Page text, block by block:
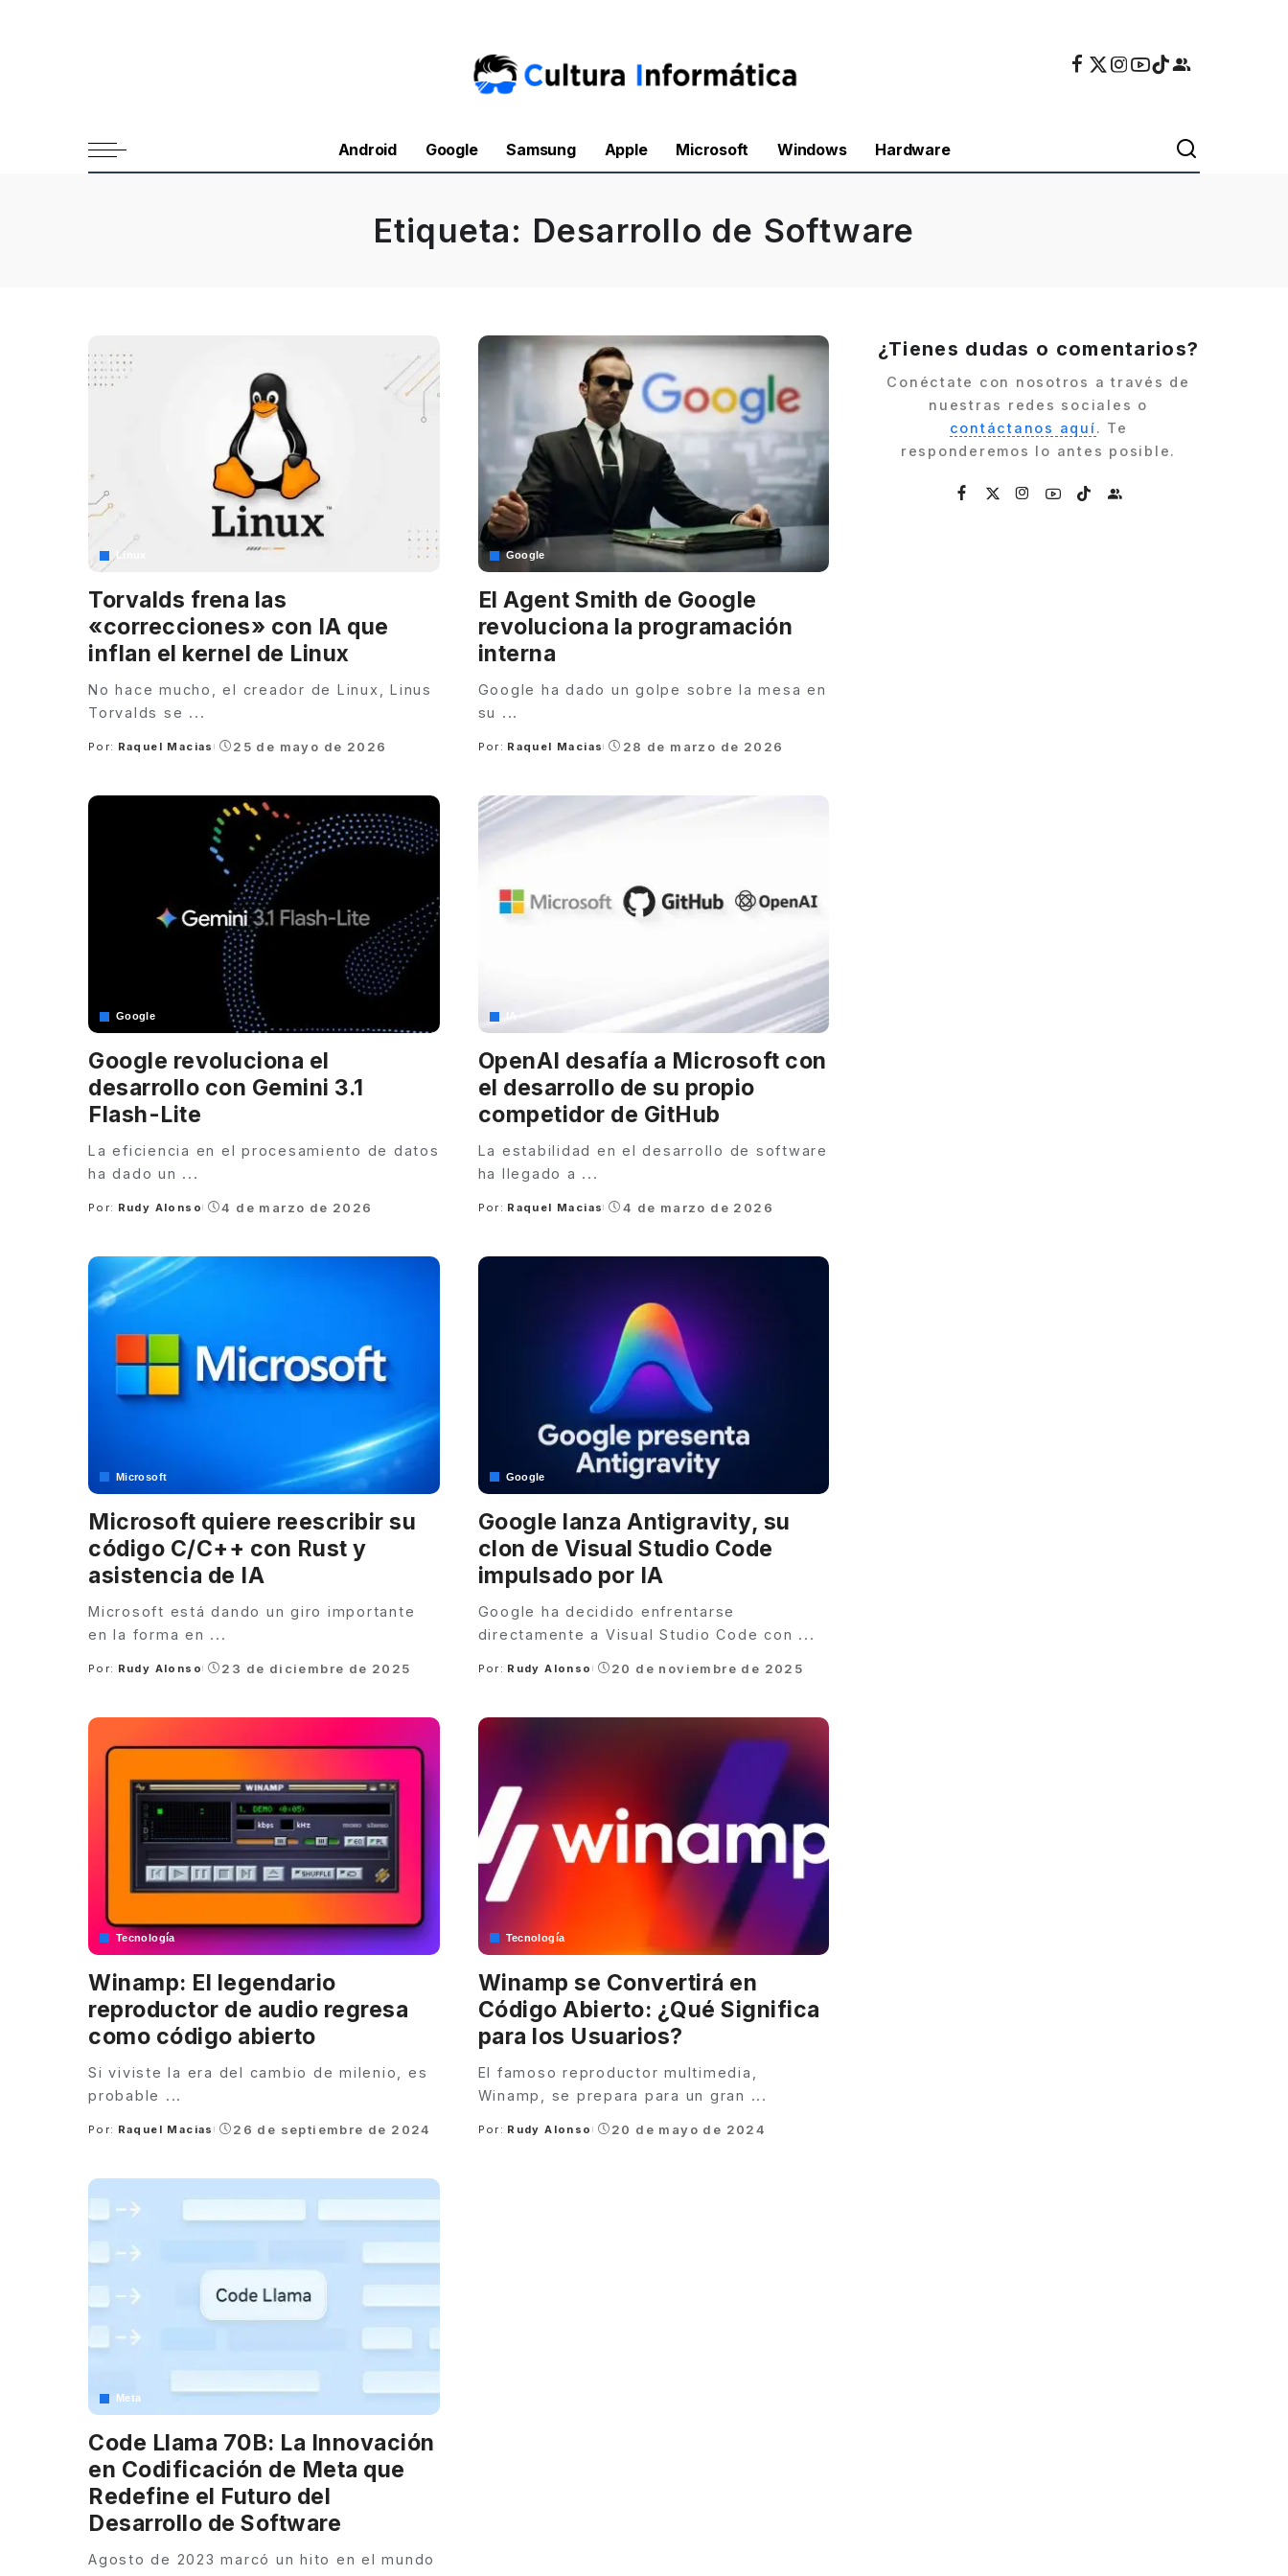
Android Google Samsung Apple Microsoft Windows Hardware
Etiqueta: Desarrollo de Software
Linux
Torvalds frena las
«correcciones» con IA que
inflan el kernel de Linux
No hace mucho, el creador de Linux, Linus
Torvalds se ...
Posted
Por: Raquel Macias 25 de mayo de 2026
Google
El Agent Smith de Google
revoluciona la programación
interna
Google ha dado un golpe sobre la mesa en
su ...
Posted
Por: Raquel Macias 28 de marzo de 2026
Google
Google revoluciona el
desarrollo con Gemini 3.1
Flash-Lite
La eficiencia en el procesamiento de datos
ha dado un ...
Posted
Por: Rudy Alonso 4 de marzo de 2026
OpenAI desafía a Microsoft con
el desarrollo de su propio
competidor de GitHub
La estabilidad en el desarrollo de software
ha llegado a ...
Posted
Por: Raquel Macias 4 de marzo de 2026
Microsoft
Microsoft quiere reescribir su
código C/C++ con Rust y
asistencia de IA
Microsoft está dando un giro importante
en la forma en ...
Posted
Por: Rudy Alonso 23 de diciembre de 2025
Google
Google lanza Antigravity, su
clon de Visual Studio Code
impulsado por IA
Google ha decidido enfrentarse
directamente a Visual Studio Code con ...
Posted
Por: Rudy Alonso 20 de noviembre de 2025
Tecnología
Winamp: El legendario
reproductor de audio regresa
como código abierto
Si viviste la era del cambio de milenio, es
probable ...
Posted
Por: Raquel Macias 26 de septiembre de 2024
Tecnología
Winamp se Convertirá en
Código Abierto: ¿Qué Significa
para los Usuarios?
El famoso reproductor multimedia,
Winamp, se prepara para un gran ...
Posted
Por: Rudy Alonso 20 de mayo de 2024
Meta
Code Llama 70B: La Innovación
en Codificación de Meta que
Redefine el Futuro del
Desarrollo de Software
Agosto de 2023 marcó un hito en el mundo
¿Tienes dudas o comentarios?
Conéctate con nosotros a través de
nuestras redes sociales o
contáctanos aquí. Te
responderemos lo antes posible.